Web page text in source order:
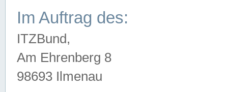
Im Auftrag des:
ITZBund,
Am Ehrenberg 8
98693 Ilmenau